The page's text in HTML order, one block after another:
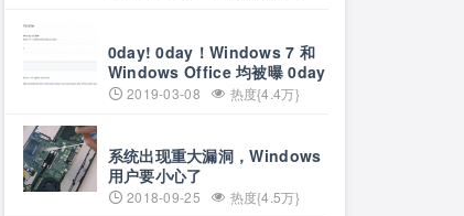
0day! 0day！Windows 7 和
Windows Office 均被曝 0day
2019-03-08 热度{4.4万}
系统出现重大漏洞，Windows
用户要小心了
2018-09-25 热度{4.5万}